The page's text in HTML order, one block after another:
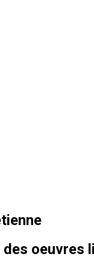
des oeuvres